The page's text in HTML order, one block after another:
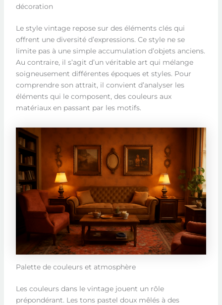
décoration
Le style vintage repose sur des éléments clés qui
offrent une diversité d’expressions. Ce style ne se
limite pas à une simple accumulation d’objets anciens.
Au contraire, il s’agit d’un véritable art qui mélange
soigneusement différentes époques et styles. Pour
comprendre son attrait, il convient d’analyser les
éléments qui le composent, des couleurs aux
matériaux en passant par les motifs.
Palette de couleurs et atmosphère
Les couleurs dans le vintage jouent un rôle
prépondérant. Les tons pastel doux mêlés à des